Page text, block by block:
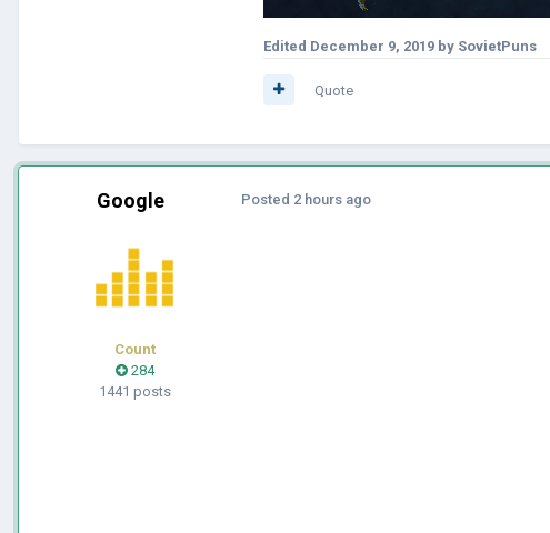
Edited December 9, 2019 by SovietPuns
Quote
Google
Count
284
1441 posts
Posted 2 hours ago